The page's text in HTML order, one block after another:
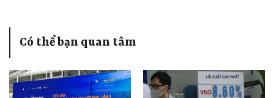
Có thể bạn quan tâm